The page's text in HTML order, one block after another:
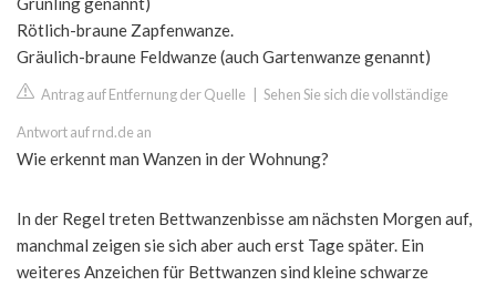
Rötlich-braune Zapfenwanze.
Gräulich-braune Feldwanze (auch Gartenwanze genannt)
Antrag auf Entfernung der Quelle Sehen Sie sich die vollständige
Antwort auf rnd.de an
Wie erkennt man Wanzen in der Wohnung?
In der Regel treten Bettwanzenbisse am nächsten Morgen auf,
manchmal zeigen sie sich aber auch erst Tage später. Ein
weiteres Anzeichen für Bettwanzen sind kleine schwarze